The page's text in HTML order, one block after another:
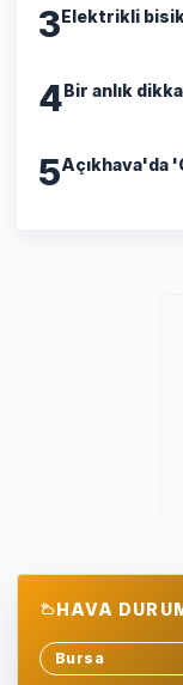
3Elektrikli
4Bir anlık
5Açıkhava'da
HAVA
Sehir sec